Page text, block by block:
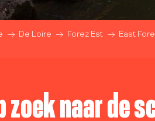
De Loire Forez Est East
zoek naar de